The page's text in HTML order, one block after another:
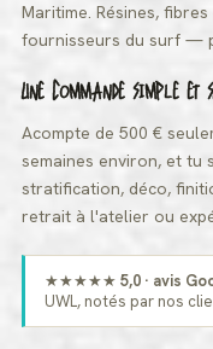
Maritime. Résines,
fournisseurs du surf —
UNE COMMANDE SIMPLE ET
Acompte de 500 €
semaines environ, et tu
stratification, déco,
retrait à l'atelier ou
★★★★★ 5,0 · avis
UWL, notés par nos